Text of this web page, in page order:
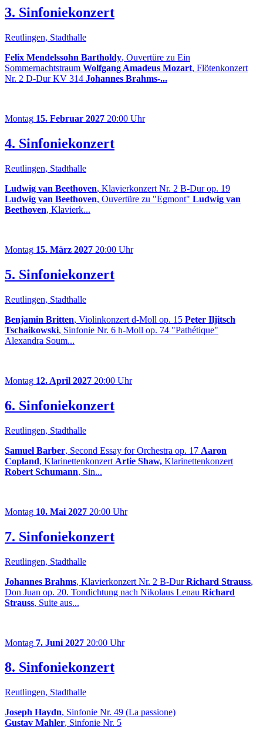
3. Sinfoniekonzert
Reutlingen, Stadthalle
Felix Mendelssohn Bartholdy, Ouvertüre zu Ein
Sommernachtstraum Wolfgang Amadeus Mozart, Flötenkonzert
Nr. 2 D-Dur KV 314 Johannes Brahms-...
Montag 15. Februar 2027 20:00 Uhr
4. Sinfoniekonzert
Reutlingen, Stadthalle
Ludwig van Beethoven, Klavierkonzert Nr. 2 B-Dur op. 19
Ludwig van Beethoven, Ouvertüre zu "Egmont" Ludwig van
Beethoven, Klavierk...
Montag 15. März 2027 20:00 Uhr
5. Sinfoniekonzert
Reutlingen, Stadthalle
Benjamin Britten, Violinkonzert d-Moll op. 15 Peter Iljitsch
Tschaikowski, Sinfonie Nr. 6 h-Moll op. 74 "Pathétique"
Alexandra Soum...
Montag 12. April 2027 20:00 Uhr
6. Sinfoniekonzert
Reutlingen, Stadthalle
Samuel Barber, Second Essay for Orchestra op. 17 Aaron
Copland, Klarinettenkonzert Artie Shaw, Klarinettenkonzert
Robert Schumann, Sin...
Montag 10. Mai 2027 20:00 Uhr
7. Sinfoniekonzert
Reutlingen, Stadthalle
Johannes Brahms, Klavierkonzert Nr. 2 B-DurRichard Strauss,
Don Juan op. 20. Tondichtung nach Nikolaus Lenau Richard
Strauss, Suite aus...
Montag 7. Juni 2027 20:00 Uhr
8. Sinfoniekonzert
Reutlingen, Stadthalle
Joseph Haydn, Sinfonie Nr. 49 (La passione)
Gustav Mahler, Sinfonie Nr. 5